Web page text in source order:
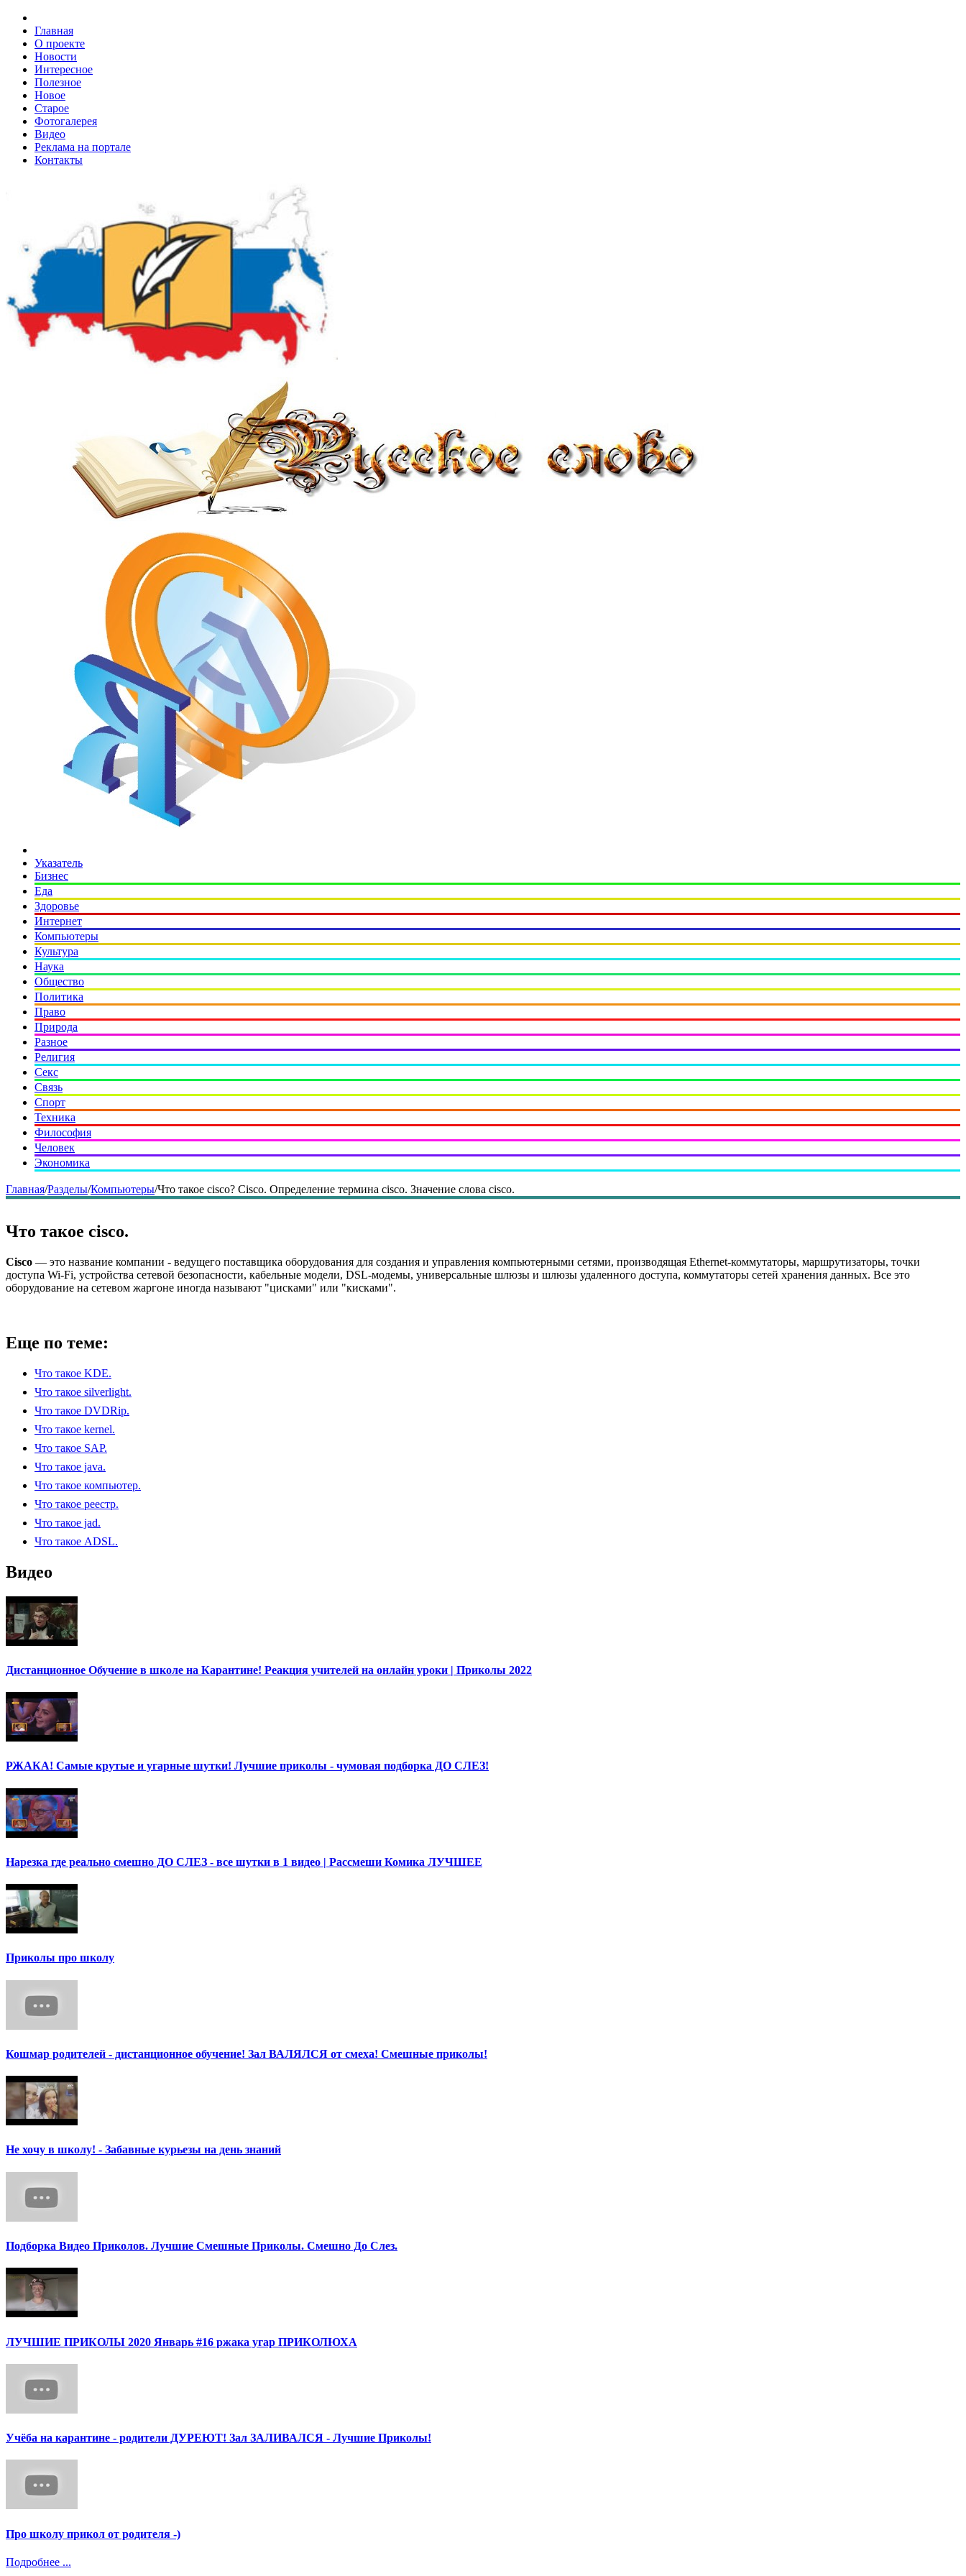
Главная
О проекте
Новости
Интересное
Полезное
Новое
Старое
Фотогалерея
Видео
Реклама на портале
Контакты
Указатель
Бизнес
Еда
Здоровье
Интернет
Компьютеры
Культура
Наука
Общество
Политика
Право
Природа
Разное
Религия
Секс
Связь
Спорт
Техника
Философия
Человек
Экономика
Главная/Разделы/Компьютеры/Что такое cisco? Cisco. Определение термина cisco. Значение слова cisco.
Что такое cisco.
Cisco — это название компании - ведущего поставщика оборудования для создания и управления компьютерными сетями, производящая Ethernet-коммутаторы, маршрутизаторы, точки
доступа Wi-Fi, устройства сетевой безопасности, кабельные модели, DSL-модемы, универсальные шлюзы и шлюзы удаленного доступа, коммутаторы сетей хранения данных. Все это
оборудование на сетевом жаргоне иногда называют "цисками" или "кисками".
Еще по теме:
Что такое KDE.
Что такое silverlight.
Что такое DVDRip.
Что такое kernel.
Что такое SAP.
Что такое java.
Что такое компьютер.
Что такое реестр.
Что такое jad.
Что такое ADSL.
Видео
Дистанционное Обучение в школе на Карантине! Реакция учителей на онлайн уроки | Приколы 2022
РЖАКА! Самые крутые и угарные шутки! Лучшие приколы - чумовая подборка ДО СЛЕЗ!
Нарезка где реально смешно ДО СЛЕЗ - все шутки в 1 видео | Рассмеши Комика ЛУЧШЕЕ
Приколы про школу
Кошмар родителей - дистанционное обучение! Зал ВАЛЯЛСЯ от смеха! Смешные приколы!
Не хочу в школу! - Забавные курьезы на день знаний
Подборка Видео Приколов. Лучшие Смешные Приколы. Смешно До Слез.
ЛУЧШИЕ ПРИКОЛЫ 2020 Январь #16 ржака угар ПРИКОЛЮХА
Учёба на карантине - родители ДУРЕЮТ! Зал ЗАЛИВАЛСЯ - Лучшие Приколы!
Про школу прикол от родителя -)
Подробнее ...